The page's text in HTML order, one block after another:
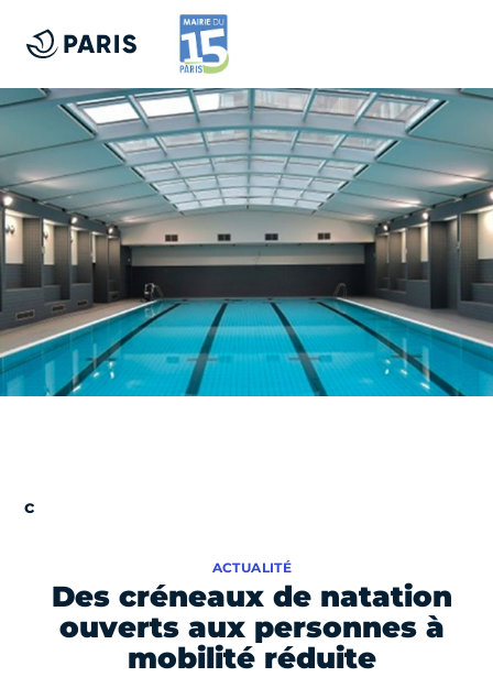
Des créneaux de natation
ouverts aux personnes à
mobilité réduite
ACTUALITÉ